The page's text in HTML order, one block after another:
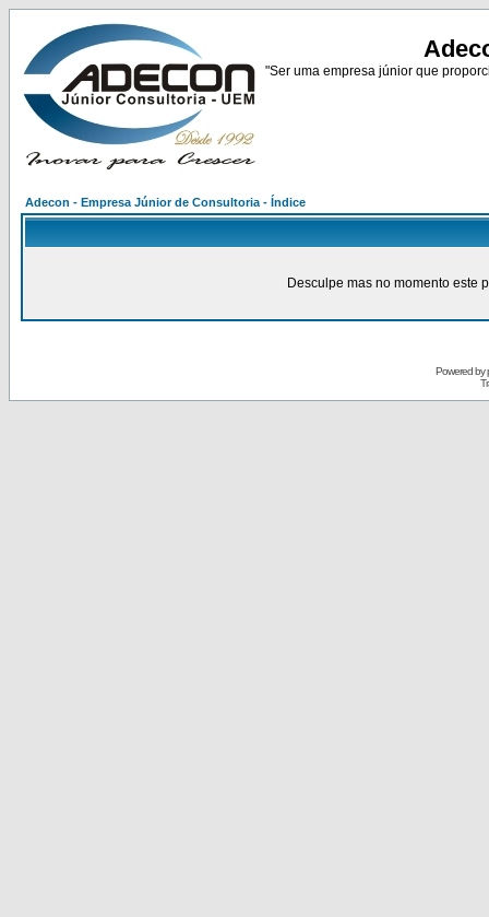
"Ser uma empresa júnior que
Adecon - Empresa Júnior de Consultoria - Índice
Desculpe mas no momento este
Powered by